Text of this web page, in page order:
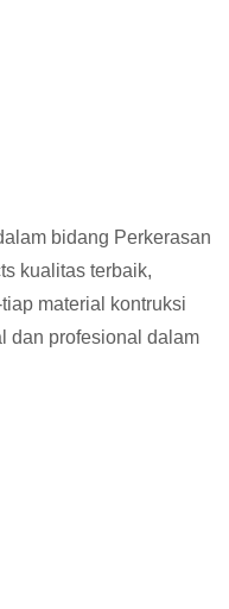
bidang Perkerasan
kualitas terbaik,
material kontruksi
dan profesional dalam